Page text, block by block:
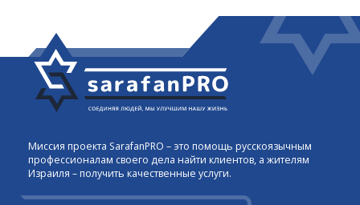
Миссия проекта SarafanPRO – это помощь русскоязычным
профессионалам своего дела найти клиентов, а жителям
Израиля – получить качественные услуги.